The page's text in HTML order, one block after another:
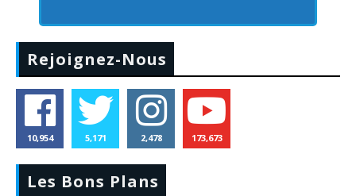
Rejoignez-Nous
10,954 5,171 2,478 173,673
Les Bons Plans